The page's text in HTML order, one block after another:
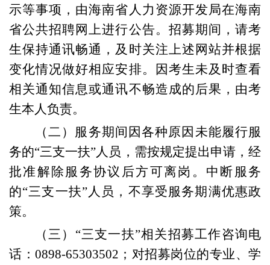
示等事项，由海南省人力资源开发局在海南
省公共招聘网上进行公告。招募期间，请考
生保持通讯畅通，及时关注上述网站并根据
变化情况做好相应安排。因考生未及时查看
相关通知信息或通讯不畅造成的后果，由考
生本人负责。
（二 ） 服务期间因各种原因未能履行服
务的“三支一扶”人员， 需按规定提出申请，经
批准解除服务协议后方可离岗。中断服务
的“三支一扶”人员，不享受服务期满优惠政
策。
（三）“三支一扶”相关招募工作咨询电
话： 0898-65303502； 对招募岗位的专业、学